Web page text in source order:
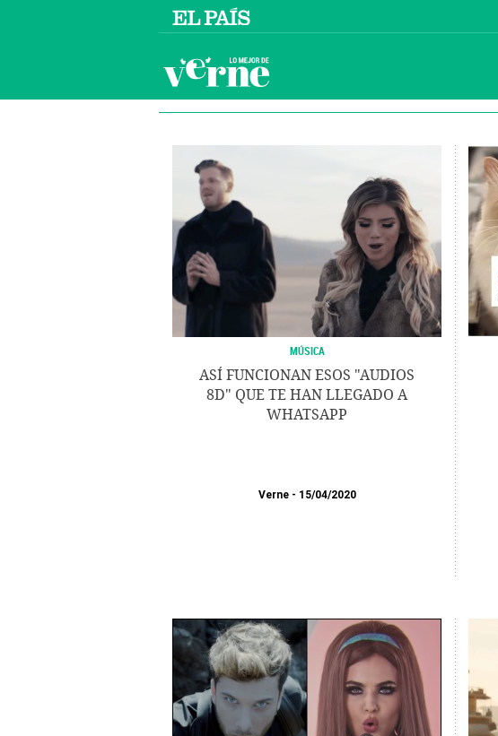
MÚSICA
ASÍ FUNCIONAN ESOS "AUDIOS
8D" QUE TE HAN LLEGADO A
WHATSAPP
Verne 15/04/2020